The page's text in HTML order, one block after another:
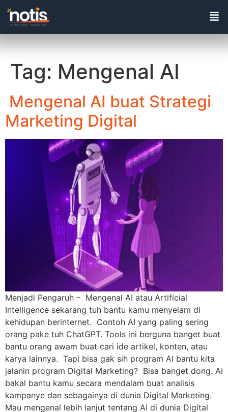
Tag: Mengenal AI
Mengenal AI buat Strategi
Marketing Digital
Menjadi Pengaruh – Mengenal AI atau Artificial
Intelligence sekarang tuh bantu kamu menyelam di
kehidupan berinternet. Contoh AI yang paling sering
orang pake tuh ChatGPT. Tools ini berguna banget buat
bantu orang awam buat cari ide artikel, konten, atau
karya lainnya. Tapi bisa gak sih program AI bantu kita
jalanin program Digital Marketing? Bisa banget dong. Ai
bakal bantu kamu secara mendalam buat analisis
kampanye dan sebagainya di dunia Digital Marketing.
Mau mengenal lebih lanjut tentang AI di dunia Digital